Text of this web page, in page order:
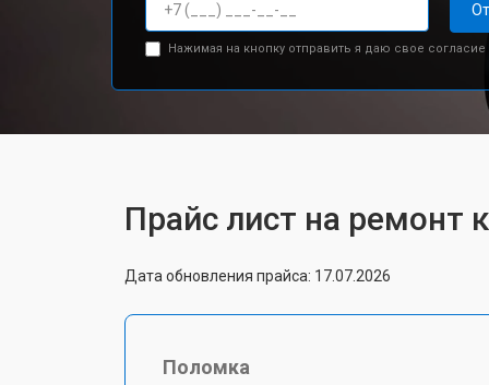
Нажимая на кнопку отправить я даю свое согласие
Прайс лист на ремонт
Дата обновления прайса: 17.07.2026
Поломка